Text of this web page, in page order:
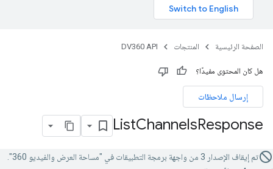
الصفحة الرئيسية المنتجات DV360 API
هل كان المحتوى مفيدًا؟
إرسال ملاحظات
ListChannelsResponse
تم إيقاف الإصدار 3 من واجهة برمجة التطبيقات في "مساحة العرض والفيديو 360".